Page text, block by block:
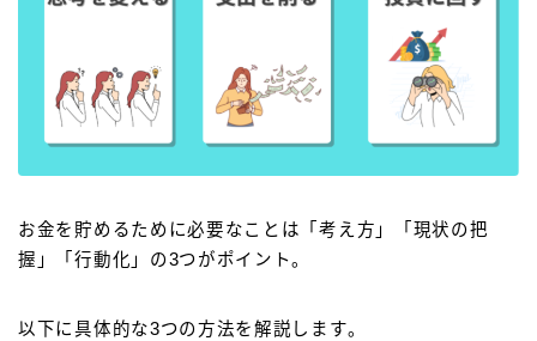
お金を貯めるために必要なことは「考え方」「現状の把
握」「行動化」の3つがポイント。
以下に具体的な3つの方法を解説します。